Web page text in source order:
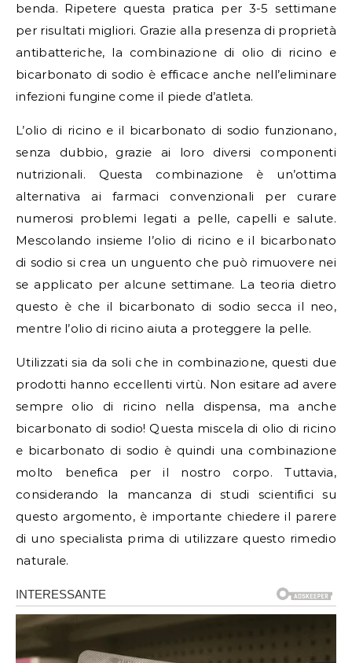
benda. Ripetere questa pratica per 3-5 settimane
per risultati migliori. Grazie alla presenza di proprietà
antibatteriche, la combinazione di olio di ricino e
bicarbonato di sodio è efficace anche nell’eliminare
infezioni fungine come il piede d’atleta.
L’olio di ricino e il bicarbonato di sodio funzionano,
senza dubbio, grazie ai loro diversi componenti
nutrizionali. Questa combinazione è un’ottima
alternativa ai farmaci convenzionali per curare
numerosi problemi legati a pelle, capelli e salute.
Mescolando insieme l’olio di ricino e il bicarbonato
di sodio si crea un unguento che può rimuovere nei
se applicato per alcune settimane. La teoria dietro
questo è che il bicarbonato di sodio secca il neo,
mentre l’olio di ricino aiuta a proteggere la pelle.
Utilizzati sia da soli che in combinazione, questi due
prodotti hanno eccellenti virtù. Non esitare ad avere
sempre olio di ricino nella dispensa, ma anche
bicarbonato di sodio! Questa miscela di olio di ricino
e bicarbonato di sodio è quindi una combinazione
molto benefica per il nostro corpo. Tuttavia,
considerando la mancanza di studi scientifici su
questo argomento, è importante chiedere il parere
di uno specialista prima di utilizzare questo rimedio
naturale.